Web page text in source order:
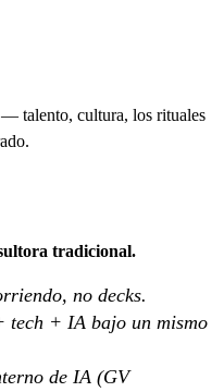
— talento, cultura, los rituales
tradicional.
no decks.
tech + IA bajo un mismo
de IA (GV